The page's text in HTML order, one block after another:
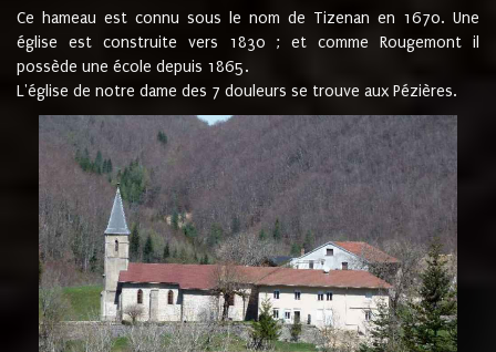
Ce hameau est connu sous le nom de Tizenan en 1670. Une
église est construite vers 1830 ; et comme Rougemont il
possède une école depuis 1865.
L'église de notre dame des 7 douleurs se trouve aux Pézières.